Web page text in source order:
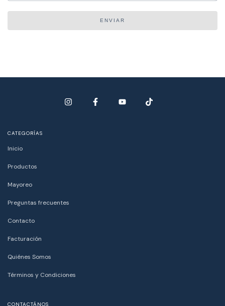
ENVIAR
CATEGORÍAS
Inicio
Productos
Mayoreo
Preguntas frecuentes
Contacto
Facturación
Quiénes Somos
Términos y Condiciones
CONTACTÁNOS